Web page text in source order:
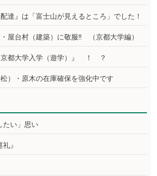
達』は「富士山が見えるところ」でした！
屋台村（建築）に敬服‼ （京都大学編）
京都大学入学（遊学）』 ！ ？
）・原木の在庫確保を強化中です
たい」思い
』